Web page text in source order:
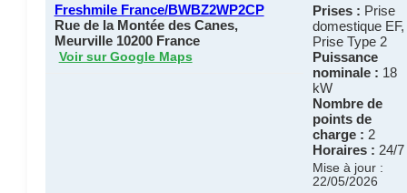
Freshmile France/BWBZ2WP2CP
Rue de la Montée des Canes,
Meurville 10200 France
Voir sur Google Maps
Prises : Prise
domestique EF,
Prise Type 2
Puissance
nominale : 18
kW
Nombre de
points de
charge : 2
Horaires : 24/7
Mise à jour :
22/05/2026